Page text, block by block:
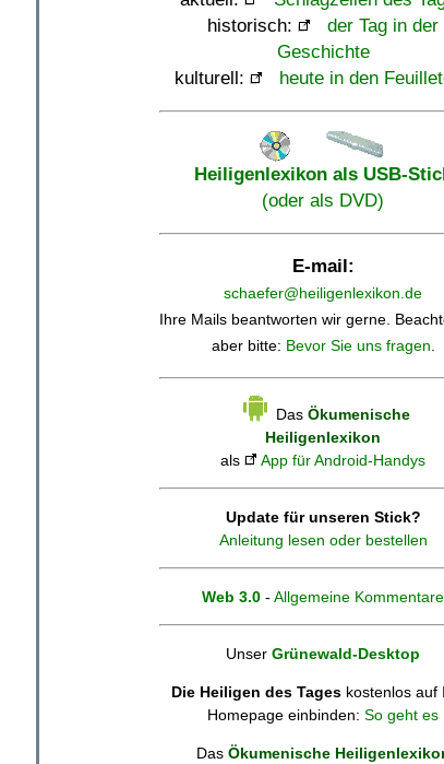
historisch:
der Tag in der
Geschichte
kulturell:
heute in den
Heiligenlexikon als USB-
(oder als DVD)
E-mail:
schaefer@heiligenlexikon.de
Ihre Mails beantworten wir gerne.
aber bitte: Bevor Sie uns fragen.
Das Ökumenische
Heiligenlexikon
als
App für Android-Handys
Update für unseren Stick?
Anleitung lesen oder bestellen
Web 3.0 - Allgemeine Kommentare
Unser Grünewald-Desktop
Die Heiligen des Tages kostenlos auf
Homepage einbinden: So geht es
Das Ökumenische